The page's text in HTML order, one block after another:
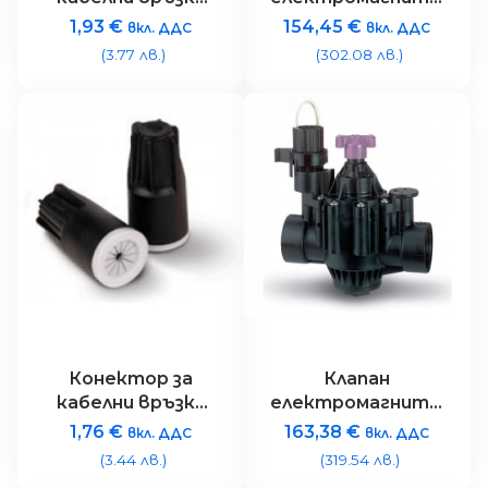
хидроизолиращ 3
x 1.5 mm2
(max.600V)
1,93€ вкл. ДДС
(3.77 лв.)
Rain Bird 150PGA
9V DC – 1 1/2″ 9V
154,45€ вкл. ДДС
(302.08 лв.)
Конектор за
кабелни връзки
хидроизолиращ
2×2,5 mm2 или
3×1,5mm2
1,76€ вкл. ДДС
(3.44 лв.)
Клапан
електромагнитен
Rain Bird 200PGA –
2″ 24V
163,38€ вкл. ДДС
(319.54 лв.)